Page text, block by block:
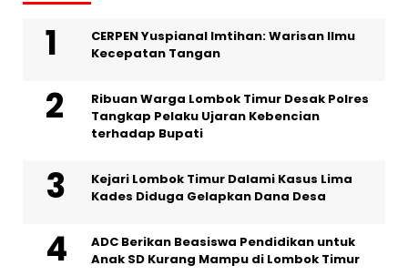
CERPEN Yuspianal Imtihan: Warisan Ilmu
Kecepatan Tangan
Ribuan Warga Lombok Timur Desak Polres
Tangkap Pelaku Ujaran Kebencian
terhadap Bupati
Kejari Lombok Timur Dalami Kasus Lima
Kades Diduga Gelapkan Dana Desa
ADC Berikan Beasiswa Pendidikan untuk
Anak SD Kurang Mampu di Lombok Timur